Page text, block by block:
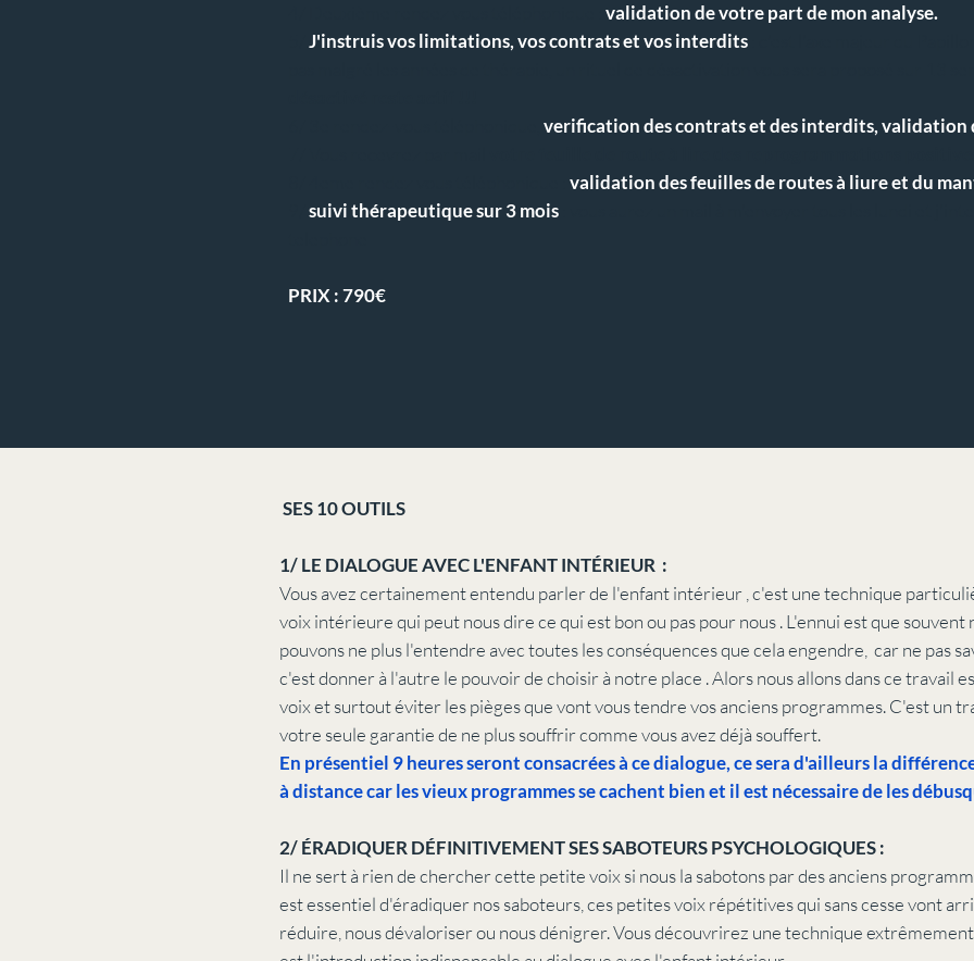
validation de votre part de mon analyse.
J'instruis vos limitations, vos contrats et vos interdits
verification des contrats et des interdits, validation
validation des feuilles de routes à liure et du
suivi thérapeutique sur 3 mois
PRIX : 790€
SES 10 OUTILS
1/ LE DIALOGUE AVEC L'ENFANT INTÉRIEUR :
Vous avez certainement entendu parler de l'enfant intérieur , c'est une technique
voix intérieure qui peut nous dire ce qui est bon ou pas pour nous . L'ennui est que souvent
pouvons ne plus l'entendre avec toutes les conséquences que cela engendre, car ne pas
c'est donner à l'autre le pouvoir de choisir à notre place . Alors nous allons dans ce travail
voix et surtout éviter les pièges que vont vous tendre vos anciens programmes. C'est un
votre seule garantie de ne plus souffrir comme vous avez déjà souffert.
En présentiel 9 heures seront consacrées à ce dialogue, ce sera d'ailleurs la
à distance car les vieux programmes se cachent bien et il est nécessaire de les
2/ ÉRADIQUER DÉFINITIVEMENT SES SABOTEURS PSYCHOLOGIQUES :
Il ne sert à rien de chercher cette petite voix si nous la sabotons par des anciens
est essentiel d'éradiquer nos saboteurs, ces petites voix répétitives qui sans cesse vont
réduire, nous dévaloriser ou nous dénigrer. Vous découvrirez une technique